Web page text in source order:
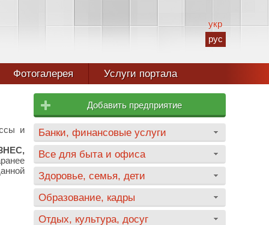
укр
рус
Фотогалерея Услуги портала
и
Добавить предприятие
Банки, финансовые услуги
Все для быта и офиса
Здоровье, семья, дети
Образование, кадры
Отдых, культура, досуг